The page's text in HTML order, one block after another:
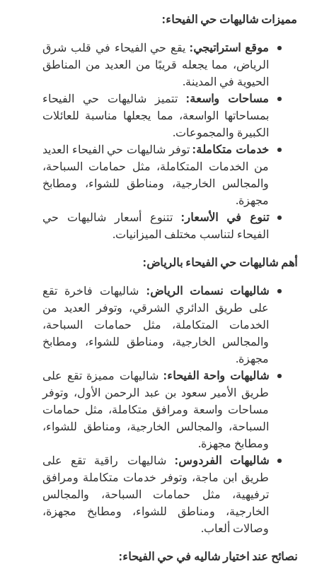
مميزات شاليهات حي الفيحاء:
موقع استراتيجي: يقع حي الفيحاء في قلب شرق
الرياض، مما يجعله قريبًا من العديد من المناطق
الحيوية في المدينة.
مساحات واسعة: تتميز شاليهات حي الفيحاء
بمساحاتها الواسعة، مما يجعلها مناسبة للعائلات
الكبيرة والمجموعات.
خدمات متكاملة: توفر شاليهات حي الفيحاء العديد
من الخدمات المتكاملة، مثل حمامات السباحة،
والمجالس الخارجية، ومناطق للشواء، ومطابخ
مجهزة.
تنوع في الأسعار: تتنوع أسعار شاليهات حي
الفيحاء لتناسب مختلف الميزانيات.
أهم شاليهات حي الفيحاء بالرياض:
شاليهات نسمات الرياض: شاليهات فاخرة تقع
على طريق الدائري الشرقي، وتوفر العديد من
الخدمات المتكاملة، مثل حمامات السباحة،
والمجالس الخارجية، ومناطق للشواء، ومطابخ
مجهزة.
شاليهات واحة الفيحاء: شاليهات مميزة تقع على
طريق الأمير سعود بن عبد الرحمن الأول، وتوفر
مساحات واسعة ومرافق متكاملة، مثل حمامات
السباحة، والمجالس الخارجية، ومناطق للشواء،
ومطابخ مجهزة.
شاليهات الفردوس: شاليهات راقية تقع على
طريق ابن ماجة، وتوفر خدمات متكاملة ومرافق
ترفيهية، مثل حمامات السباحة، والمجالس
الخارجية، ومناطق للشواء، ومطابخ مجهزة،
وصالات ألعاب.
نصائح عند اختيار شاليه في حي الفيحاء: